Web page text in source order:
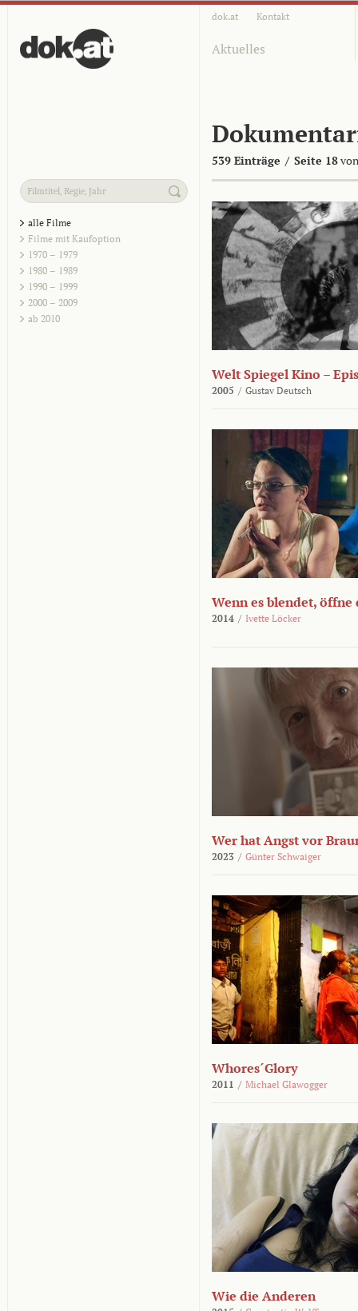
dok.at Kontakt
Aktuelles
539 Einträge / Seite 18
alle Filme
Filme mit Kaufoption
1970 – 1979
1980 – 1989
1990 – 1999
2000 – 2009
ab 2010
Welt Spiegel Kino –
2005 / Gustav Deutsch
Wenn es blendet, öffne
2014 / Ivette Löcker
Wer hat Angst vor
2023 / Günter Schwaiger
Whores´Glory
2011 / Michael Glawogger
Wie die Anderen